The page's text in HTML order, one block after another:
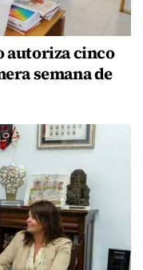
autoriza cinco
semana de